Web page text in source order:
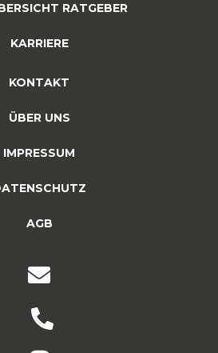
RATGEBER
KARRIERE
KONTAKT
ÜBER UNS
IMPRESSUM
AGB